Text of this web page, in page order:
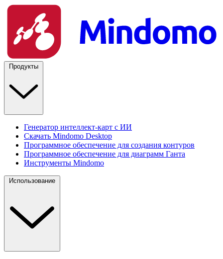
Продукты
Генератор интеллект-карт с ИИ
Скачать Mindomo Desktop
Программное обеспечение для создания контуров
Программное обеспечение для диаграмм Ганта
Инструменты Mindomo
Использование